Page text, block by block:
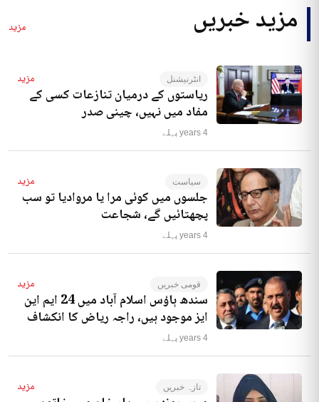
مزید خبریں مزید
انٹرنیشنل مزید
ریاستوں کے درمیان تنازعات کسی کے
مفاد میں نہیں، چینی صدر
4 years پہلے
سیاست مزید
جلسوں میں کوئی مرا یا مروادیا تو سب
پچھتائیں گے، شجاعت
4 years پہلے
قومی خبریں مزید
سندھ ہاؤس اسلام آباد میں 24 ایم این
ایز موجود ہیں، راجہ ریاض کا انکشاف
4 years پہلے
تازہ خبریں مزید